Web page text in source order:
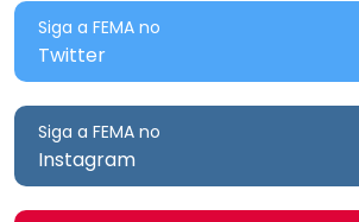
Siga a FEMA no
Twitter
Siga a FEMA no
Instagram